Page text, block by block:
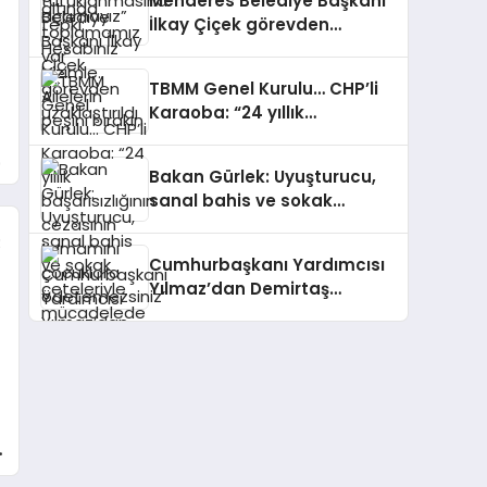
peşini bırakın
İlkay Çiçek görevden
TBMM Genel Kurulu… CHP’li
Karaoba: “24 yıllık
ödetemezsiniz”
Bakan Gürlek: Uyuşturucu,
sanal bahis ve sokak
Cumhurbaşkanı Yardımcısı
Yılmaz’dan Demirtaş